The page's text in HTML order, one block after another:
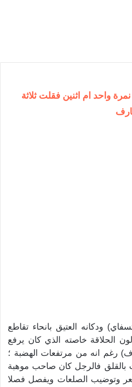
واحد ام اثنين فقلت ثلاثة
ودكانه العتيق بانحاء تقاطع
الحلاقة خاصته الذي كان يرفع
رغم انه من مرتفعات الهضبة ؛
بالقلق فالرجل كان صاحب موهبة
وتوضيب الصلعات ويفصل فصلا